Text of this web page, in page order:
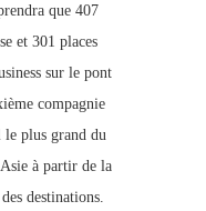
que 407
et 301 places
sur le pont
compagnie
le plus grand du
à partir de la
destinations.